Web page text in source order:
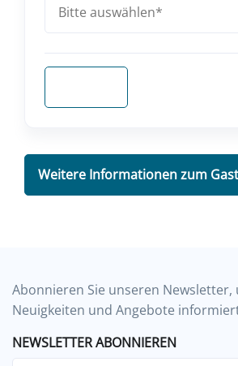
Weitere Informationen zum
Abonnieren Sie unseren
Neuigkeiten und Angebote
NEWSLETTER ABONNIEREN